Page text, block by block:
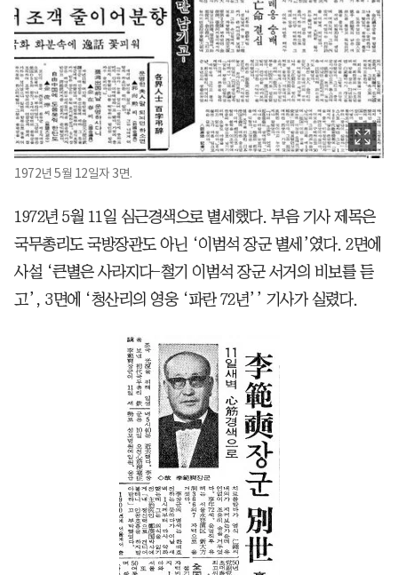
1972년 5월 12일자 3면.
1972년 5월 11일 심근경색으로 별세했다. 부음 기사 제목은
국무총리도 국방장관도 아닌 ‘이범석 장군 별세’였다. 2면에
사설 ‘큰별은 사라지다-철기 이범석 장군 서거의 비보를 듣
고’, 3면에 ‘청산리의 영웅 ‘파란 72년’’ 기사가 실렸다.